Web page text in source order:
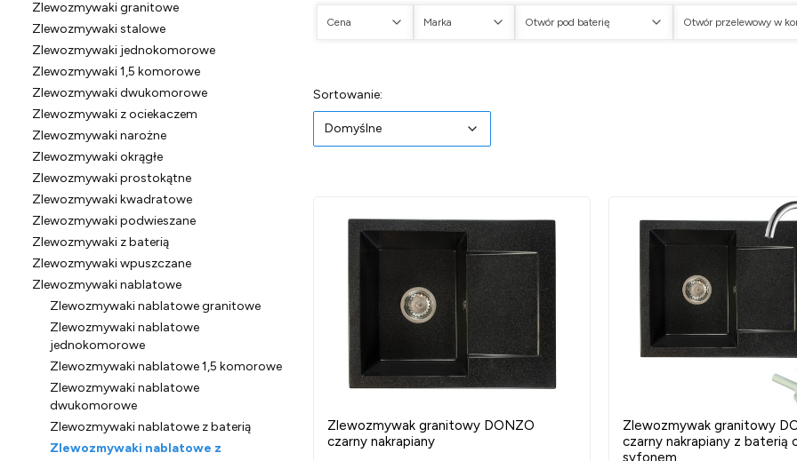
Zlewozmywaki granitowe
Zlewozmywaki stalowe
Zlewozmywaki jednokomorowe
Zlewozmywaki 1,5 komorowe
Zlewozmywaki dwukomorowe
Zlewozmywaki z ociekaczem
Zlewozmywaki narożne
Zlewozmywaki okrągłe
Zlewozmywaki prostokątne
Zlewozmywaki kwadratowe
Zlewozmywaki podwieszane
Zlewozmywaki z baterią
Zlewozmywaki wpuszczane
Zlewozmywaki nablatowe
Zlewozmywaki nablatowe granitowe
Zlewozmywaki nablatowe
jednokomorowe
Zlewozmywaki nablatowe 1,5 komorowe
Zlewozmywaki nablatowe
dwukomorowe
Zlewozmywaki nablatowe z baterią
Zlewozmywaki nablatowe z
Cena Marka Otwór pod baterię Otwór przelewowy w
Lista produktów
Sortowanie:
Domyślne
Zlewozmywak granitowy DONZO
czarny nakrapiany
Zlewozmywak granitowy
czarny nakrapiany z baterią
syfonem